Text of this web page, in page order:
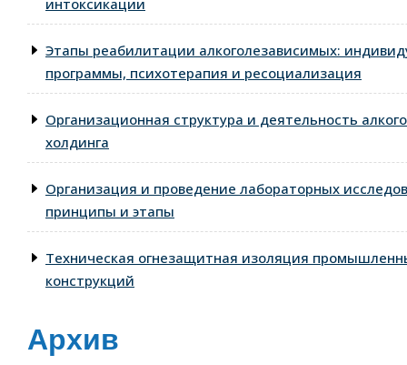
интоксикации
Этапы реабилитации алкоголезависимых:
программы, психотерапия и ресоциализация
Организационная структура и деятельность
холдинга
Организация и проведение лабораторных
принципы и этапы
Техническая огнезащитная изоляция
конструкций
Архив